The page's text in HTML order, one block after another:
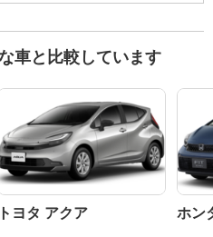
車と比較しています
トヨタ アクア ホン